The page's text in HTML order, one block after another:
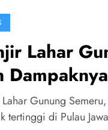
Lahar
Gunung
tertinggi di Pulau